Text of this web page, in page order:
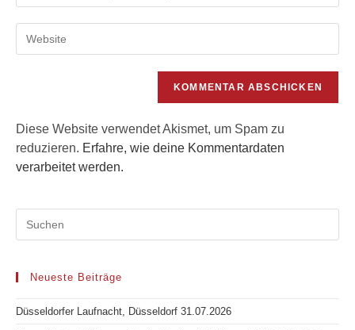
Kommentieren
ein
Mail-
deine
Diese Website verwendet Akismet, um Spam zu
reduzieren. Erfahre, wie deine Kommentardaten
verarbeitet werden.
Neueste Beiträge
Düsseldorfer Laufnacht, Düsseldorf 31.07.2026